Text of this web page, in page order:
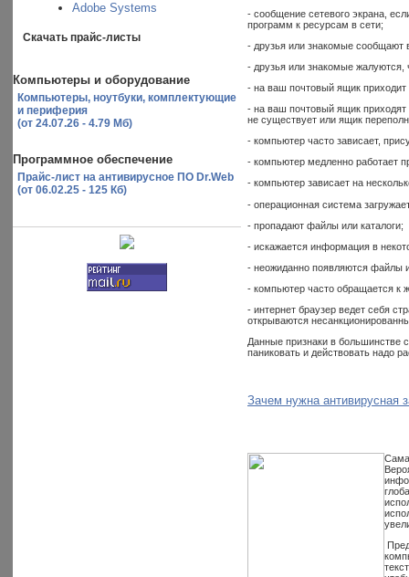
Adobe Systems
Скачать прайс-листы
Компьютеры и оборудование
Компьютеры, ноутбуки, комплектующие
и периферия
(от 24.07.26 - 4.79 Мб)
Программное обеспечение
Прайс-лист на антивирусное ПО Dr.Web
(от 06.02.25 - 125 Кб)
- сообщение сетевого экрана,
программ к ресурсам в сети;
- друзья или знакомые сообщают
- друзья или знакомые
- на ваш почтовый ящик приходит
- на ваш почтовый ящик приходят
не существует или ящик
- компьютер часто зависает,
- компьютер медленно работает
- компьютер зависает на
- операционная система
- пропадают файлы или каталоги;
- искажается информация в
- неожиданно появляются файлы
- компьютер часто обращается к
- интернет браузер ведет себя
открываются
Данные признаки в большинстве
паниковать и действовать надо
Зачем нужна антивирусная